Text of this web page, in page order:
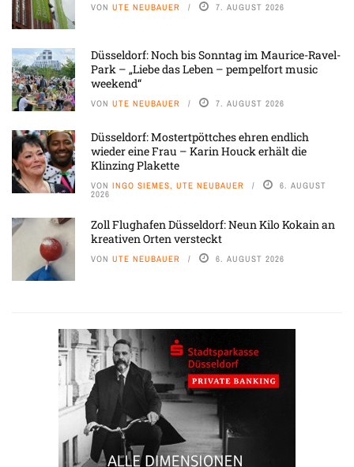
VON UTE NEUBAUER 7. AUGUST 2026
Düsseldorf: Noch bis Sonntag im Maurice-Ravel-
Park – „Liebe das Leben – pempelfort music
weekend“
VON UTE NEUBAUER 7. AUGUST 2026
Düsseldorf: Mostertpöttches ehren endlich
wieder eine Frau – Karin Houck erhält die
Klinzing Plakette
VON INGO SIEMES, UTE NEUBAUER 6. AUGUST
2026
Zoll Flughafen Düsseldorf: Neun Kilo Kokain an
kreativen Orten versteckt
VON UTE NEUBAUER 6. AUGUST 2026